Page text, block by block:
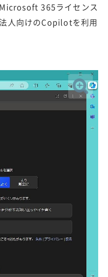
365ライセンス
人向けのCopilotを利用